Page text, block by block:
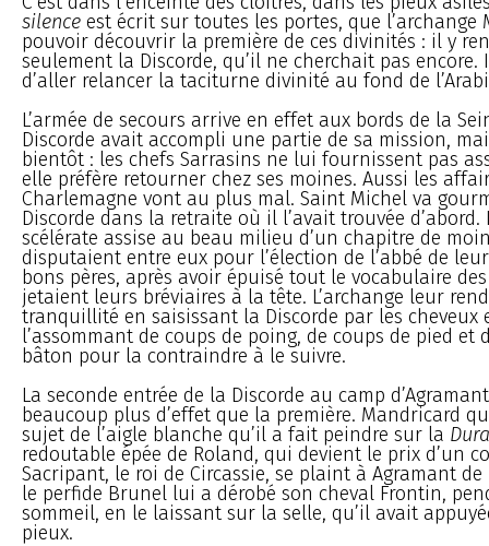
silence est écrit sur toutes les portes, que l’archange
pouvoir découvrir la première de ces divinités : il y
seulement la Discorde, qu’il ne cherchait pas encore.
d’aller relancer la taciturne divinité au fond de
L’armée de secours arrive en effet aux bords de la
Discorde avait accompli une partie de sa mission,
bientôt : les chefs Sarrasins ne lui fournissent pas
elle préfère retourner chez ses moines. Aussi les
Charlemagne vont au plus mal. Saint Michel va
Discorde dans la retraite où il l’avait trouvée
scélérate assise au beau milieu d’un chapitre de
disputaient entre eux pour l’élection de l’abbé de
bons pères, après avoir épuisé tout le vocabulaire
jetaient leurs bréviaires à la tête. L’archange leur
tranquillité en saisissant la Discorde par les cheveux
l’assommant de coups de poing, de coups de pied et
bâton pour la contraindre à le suivre.
La seconde entrée de la Discorde au camp
beaucoup plus d’effet que la première. Mandricard
sujet de l’aigle blanche qu’il a fait peindre sur la
redoutable épée de Roland, qui devient le prix d’un
Sacripant, le roi de Circassie, se plaint à Agramant
le perfide Brunel lui a dérobé son cheval Frontin,
sommeil, en le laissant sur la selle, qu’il avait
pieux.